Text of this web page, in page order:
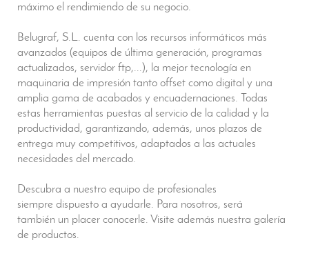
máximo el rendimiendo de su negocio.
Belugraf, S.L. cuenta con los recursos informáticos más
avanzados (equipos de última generación, programas
actualizados, servidor ftp,...), la mejor tecnología en
maquinaria de impresión tanto offset como digital y una
amplia gama de acabados y encuadernaciones. Todas
estas herramientas puestas al servicio de la calidad y la
productividad, garantizando, además, unos plazos de
entrega muy competitivos, adaptados a las actuales
necesidades del mercado.
Descubra a nuestro equipo de profesionales
siempre dispuesto a ayudarle. Para nosotros, será
también un placer conocerle. Visite además nuestra galería
de productos.